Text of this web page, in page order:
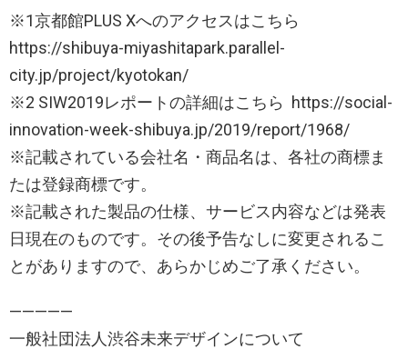
※1京都館PLUS Xへのアクセスはこちら
https://shibuya-miyashitapark.parallel-
city.jp/project/kyotokan/
※2 SIW2019レポートの詳細はこちら https://social-
innovation-week-shibuya.jp/2019/report/1968/
※記載されている会社名・商品名は、各社の商標ま
たは登録商標です。
※記載された製品の仕様、サービス内容などは発表
日現在のものです。その後予告なしに変更されるこ
とがありますので、あらかじめご了承ください。
—————
一般社団法人渋谷未来デザインについて